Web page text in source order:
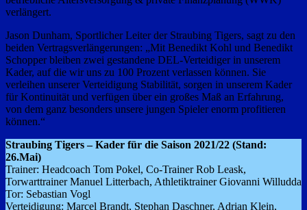
verlängert.
Jason Dunham, Sportlicher Leiter der Straubing Tigers, sagt zu den
beiden Vertragsverlängerungen: „Mit Benedikt Kohl und Benedikt
Schopper bleiben zwei gestandene DEL-Verteidiger in unserem
Kader, auf die wir uns zu 100 Prozent verlassen können. Sie
verleihen unserer Verteidigung Stabilität, sorgen in unserem Kader
für Kontinuität und verfügen über ein großes Maß an Erfahrung,
von dem ganz besonders unsere jungen Spieler enorm profitieren
können.“
Straubing Tigers – Kader für die Saison 2021/22 (Stand:
26.Mai)
Trainer: Headcoach Tom Pokel, Co-Trainer Rob Leask,
Torwarttrainer Manuel Litterbach, Athletiktrainer Giovanni Willudda
Tor: Sebastian Vogl
Verteidigung: Marcel Brandt, Stephan Daschner, Adrian Klein,